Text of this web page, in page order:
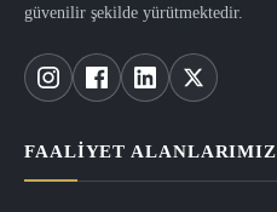
güvenilir şekilde yürütmektedir.
FAALIYET ALANLARIMIZ